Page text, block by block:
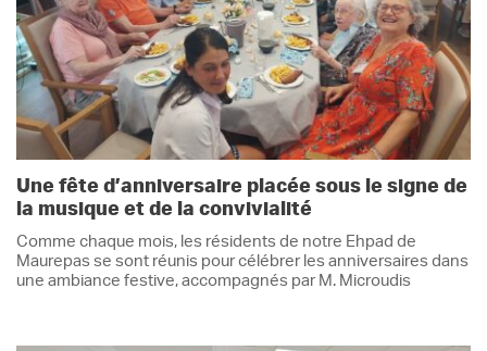
Une fête d’anniversaire placée sous le signe de
la musique et de la convivialité
Comme chaque mois, les résidents de notre Ehpad de
Maurepas se sont réunis pour célébrer les anniversaires dans
une ambiance festive, accompagnés par M. Microudis